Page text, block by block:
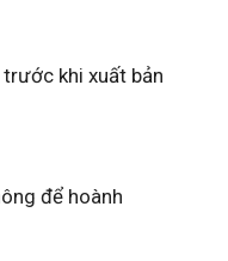
khi xuất bản
để hoành